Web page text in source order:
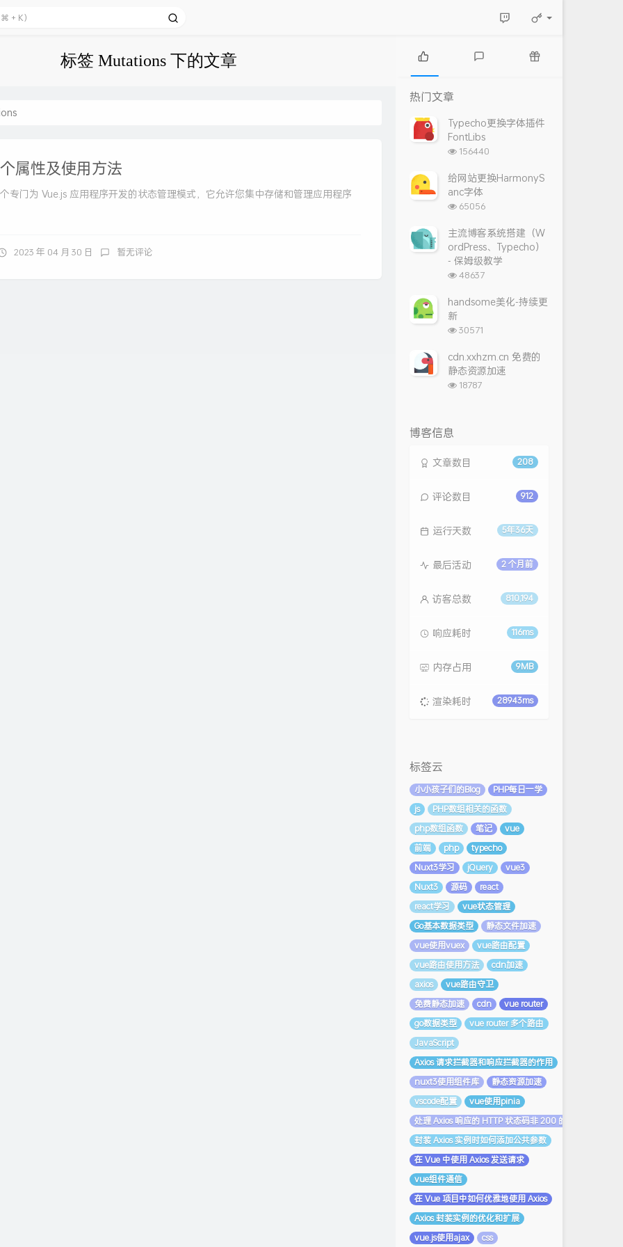
标签 Mutations 下的文章
属性及使用方法
专门为 Vue.js 应用程序开发的状态管理模式，它允许您集中存储和管理应用程序
2023 年 04 月 30 日 暂无评论
热
门
文
章
论
章
热门文章
Typecho更换字体插件
FontLibs
浏
次
数:
156440
给网站更换HarmonyS
anc字体
浏
次
数:
65056
主流博客系统搭建（W
ordPress、Typecho）
- 保姆级教学
浏
次
48637
handsome美化-持续更
新
浏
次
数:
30571
cdn.xxhzm.cn 免费的
静态资源加速
浏
18787
博客信息
208
文章数目
912
评论数目
5年36天
运行天数
2 个月前
最后活动
810,194
访客总数
116ms
响应耗时
9MB
内存占用
28943ms
渲染耗时
标签云
小小孩子们的Blog
PHP每日一学
js
PHP数组相关的函数
php数组函数
笔记
vue
前端
php
typecho
Nuxt3学习
jQuery
vue3
Nuxt3
源码
react
react学习
vue状态管理
Go基本数据类型
静态文件加速
vue使用vuex
vue路由配置
vue路由使用方法
cdn加速
axios
vue路由守卫
免费静态加速
cdn
vue router
go数据类型
vue router 多个路由
JavaScript
Axios 请求拦截器和响应拦截器的作用
nuxt3使用组件库
静态资源加速
vscode配置
vue使用pinia
处理 Axios 响应的 HTTP 状态码非 200 的情况
封装 Axios 实例时如何添加公共参数
在 Vue 中使用 Axios 发送请求
vue组件通信
在 Vue 项目中如何优雅地使用 Axios
Axios 封装实例的优化和扩展
vue.js使用ajax
css